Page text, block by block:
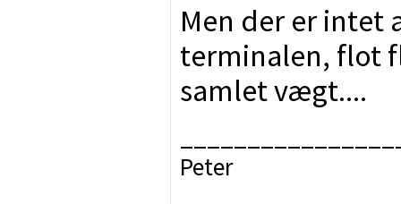
Men der er intet
terminalen, flot
samlet vægt....
Peter